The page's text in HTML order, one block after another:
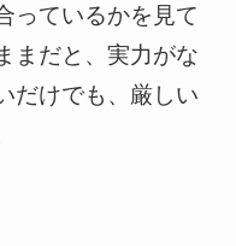
っているかを見て
まだと、実力がな
だけでも、厳しい